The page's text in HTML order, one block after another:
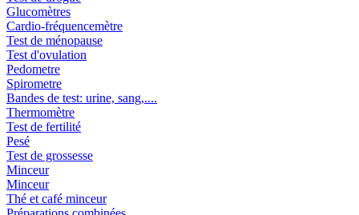
Glucomètres
Cardio-fréquencemètre
Test de ménopause
Test d'ovulation
Pedometre
Spirometre
Bandes de test: urine, sang,....
Thermomètre
Test de fertilité
Pesé
Test de grossesse
Minceur
Minceur
Thé et café minceur